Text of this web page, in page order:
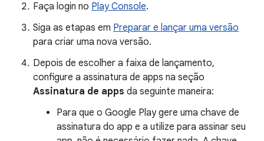
Faça login no Play Console.
Siga as etapas em Preparar e lançar uma versão
para criar uma nova versão.
Depois de escolher a faixa de lançamento,
configure a assinatura de apps na seção
Assinatura de apps da seguinte maneira:
Para que o Google Play gere uma chave de
assinatura do app e a utilize para assinar seu